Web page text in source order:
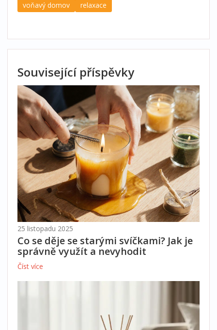
voňavý domov
relaxace
Související příspěvky
25 listopadu 2025
Co se děje se starými svíčkami? Jak je
správně využít a nevyhodit
Číst více